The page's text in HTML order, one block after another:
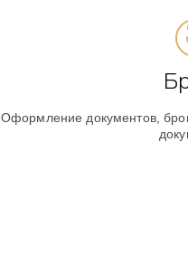
Оформление документов,